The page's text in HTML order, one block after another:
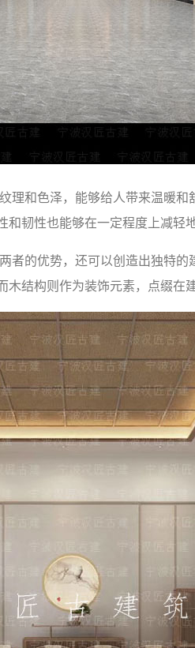
理和色泽，能够给人带来温暖
韧性也能够在一定程度上减轻
者的优势，还可以创造出独特
结构则作为装饰元素，点缀在